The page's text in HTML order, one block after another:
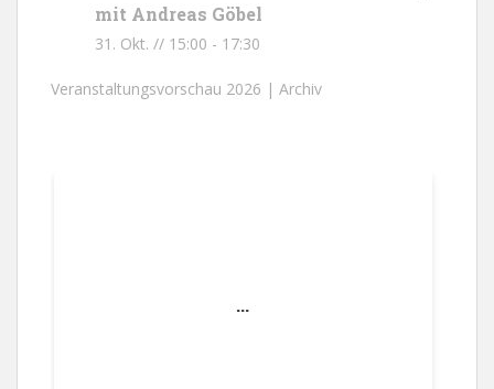
mit Andreas Göbel
31. Okt. // 15:00 - 17:30
Veranstaltungsvorschau 2026 | Archiv